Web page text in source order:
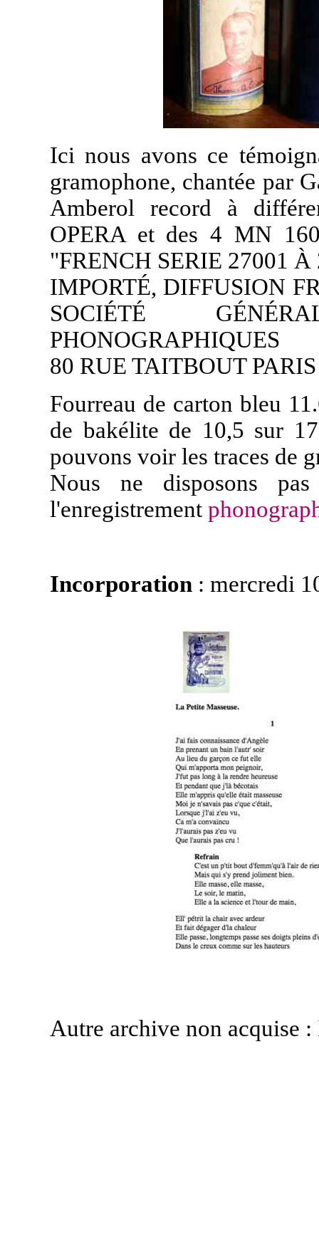
Ici nous avons ce
gramophone, chantée par
Amberol record à
OPERA et des 4 MN
"FRENCH SERIE 27001 À
IMPORTÉ, DIFFUSION
SOCIÉTÉ
PHONOGRAPHIQUES
80 RUE TAITBOUT
Fourreau de carton bleu
de bakélite de 10,5 sur
pouvons voir les traces de
Nous ne disposons
l'enregistrement
Incorporation : mercredi
Autre archive non acquise :